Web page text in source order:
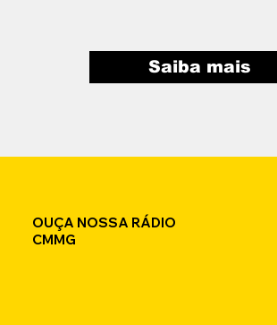
Saiba mais
OUÇA NOSSA RÁDIO
CMMG